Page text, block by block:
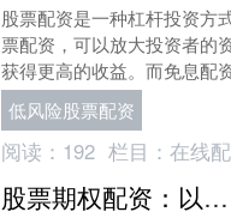
股票配资是一种杠杆投资方
票配资，可以放大投资者的
获得更高的收益。而免息配
资者无后顾之忧，轻松投资，
倍。 免息配资是指配资公司....
低风险股票配资
阅读： 192 栏目： 在线
股票期权配资：以小博大，撬动无限财富